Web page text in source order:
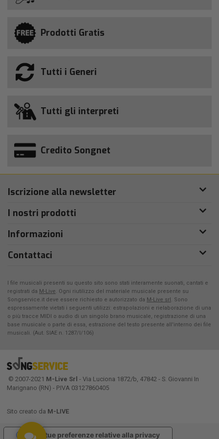
Prodotti Gratis
Tutti i Generi
Tutti gli interpreti
Credito Songnet
Iscrizione alla newsletter
I nostri prodotti
Informazioni
Contattaci
I file musicali presenti su questo sito sono stati interamente suonati, cantati e
registrati da M-Live. Ogni riutilizzo del materiale musicale presente su
Songservice.it deve essere richiesto e autorizzato da M-Live srl. Sono
espressamente vietati i seguenti utilizzi: estrapolazioni e rielaborazione di una
o più tracce MIDI o audio di un singolo brano musicale, registrazione di una
base musicale o parte di essa, estrazione del testo presente all'interno dei file
musicali. (Aut. SIAE n. 1287/I/106)
© 2007-2021 M-Live Srl - Via Luciona 1872/b, 47842 - S. Giovanni In
Marignano (RN) - P.IVA 03127860405
Sito creato da M-LIVE
Le tue preferenze relative alla privacy